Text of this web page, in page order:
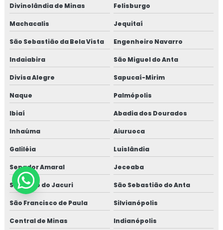
Divinolândia de Minas Felisburgo
Machacalis Jequitaí
São Sebastião da Bela Vista Engenheiro Navarro
Indaiabira São Miguel do Anta
Divisa Alegre Sapucaí-Mirim
Naque Palmópolis
Ibiaí Abadia dos Dourados
Inhaúma Aiuruoca
Galiléia Luislândia
Senador Amaral Jeceaba
São José do Jacuri São Sebastião do Anta
São Francisco de Paula Silvianópolis
Central de Minas Indianópolis